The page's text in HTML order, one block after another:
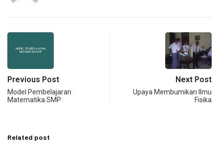
Previous Post
Model Pembelajaran
Matematika SMP
Next Post
Upaya Membumikan Ilmu
Fisika
Related post